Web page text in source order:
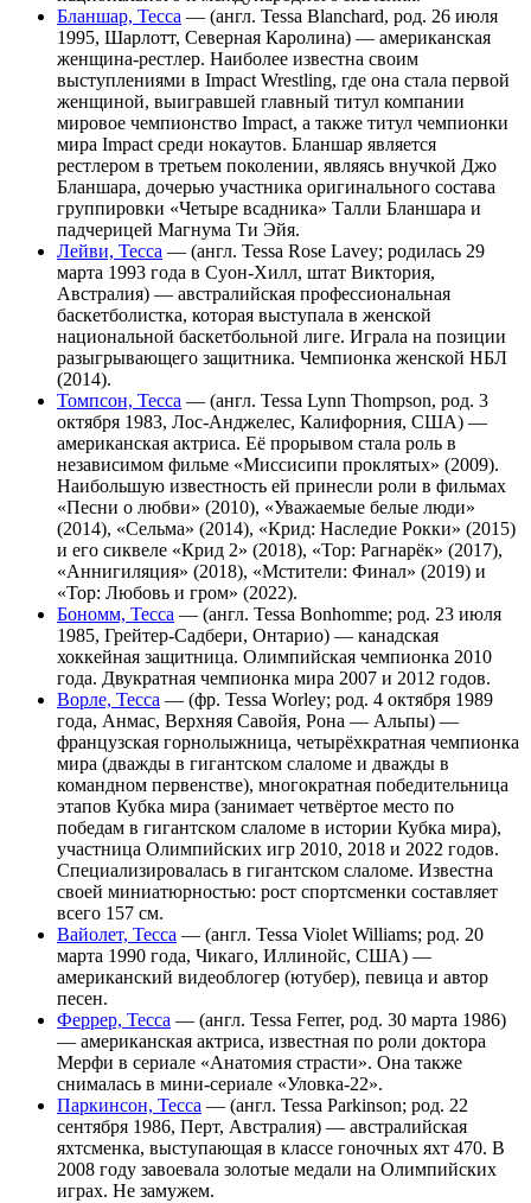
Бланшар, Тесса — (англ. Tessa Blanchard, род. 26 июля
1995, Шарлотт, Северная Каролина) — американская
женщина-рестлер. Наиболее известна своим
выступлениями в Impact Wrestling, где она стала первой
женщиной, выигравшей главный титул компании
мировое чемпионство Impact, а также титул чемпионки
мира Impact среди нокаутов. Бланшар является
рестлером в третьем поколении, являясь внучкой Джо
Бланшара, дочерью участника оригинального состава
группировки «Четыре всадника» Талли Бланшара и
падчерицей Магнума Ти Эйя.
Лейви, Тесса — (англ. Tessa Rose Lavey; родилась 29
марта 1993 года в Суон-Хилл, штат Виктория,
Австралия) — австралийская профессиональная
баскетболистка, которая выступала в женской
национальной баскетбольной лиге. Играла на позиции
разыгрывающего защитника. Чемпионка женской НБЛ
(2014).
Томпсон, Тесса — (англ. Tessa Lynn Thompson, род. 3
октября 1983, Лос-Анджелес, Калифорния, США) —
американская актриса. Её прорывом стала роль в
независимом фильме «Миссисипи проклятых» (2009).
Наибольшую известность ей принесли роли в фильмах
«Песни о любви» (2010), «Уважаемые белые люди»
(2014), «Сельма» (2014), «Крид: Наследие Рокки» (2015)
и его сиквеле «Крид 2» (2018), «Тор: Рагнарёк» (2017),
«Аннигиляция» (2018), «Мстители: Финал» (2019) и
«Тор: Любовь и гром» (2022).
Бономм, Тесса — (англ. Tessa Bonhomme; род. 23 июля
1985, Грейтер-Садбери, Онтарио) — канадская
хоккейная защитница. Олимпийская чемпионка 2010
года. Двукратная чемпионка мира 2007 и 2012 годов.
Ворле, Тесса — (фр. Tessa Worley; род. 4 октября 1989
года, Анмас, Верхняя Савойя, Рона — Альпы) —
французская горнолыжница, четырёхкратная чемпионка
мира (дважды в гигантском слаломе и дважды в
командном первенстве), многократная победительница
этапов Кубка мира (занимает четвёртое место по
победам в гигантском слаломе в истории Кубка мира),
участница Олимпийских игр 2010, 2018 и 2022 годов.
Специализировалась в гигантском слаломе. Известна
своей миниатюрностью: рост спортсменки составляет
всего 157 см.
Вайолет, Тесса — (англ. Tessa Violet Williams; род. 20
марта 1990 года, Чикаго, Иллинойс, США) ―
американский видеоблогер (ютубер), певица и автор
песен.
Феррер, Тесса — (англ. Tessa Ferrer, род. 30 марта 1986)
— американская актриса, известная по роли доктора
Мерфи в сериале «Анатомия страсти». Она также
снималась в мини-сериале «Уловка-22».
Паркинсон, Тесса — (англ. Tessa Parkinson; род. 22
сентября 1986, Перт, Австралия) — австралийская
яхтсменка, выступающая в классе гоночных яхт 470. В
2008 году завоевала золотые медали на Олимпийских
играх. Не замужем.